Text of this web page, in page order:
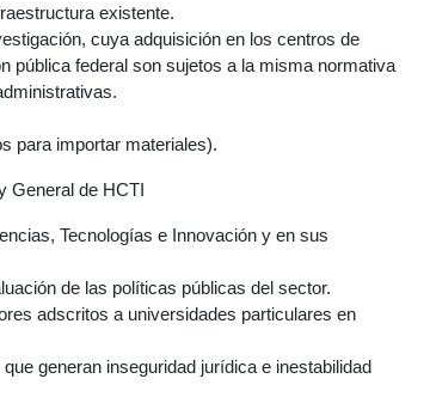
existente.
cuya adquisición en los centros de
pública federal son sujetos a la misma normativa
para importar materiales).
General de HCTI
Tecnologías e Innovación y en sus
de las políticas públicas del sector.
adscritos a universidades particulares en
generan inseguridad jurídica e inestabilidad